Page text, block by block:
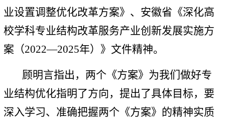
业设置调整优化改革方案》、安徽省《深化高
校学科专业结构改革服务产业创新发展实施方
案（2022—2025年）》文件精神。
顾明言指出，两个《方案》为我们做好专
业结构优化指明了方向，提出了具体目标，要
深入学习、准确把握两个《方案》的精神实质